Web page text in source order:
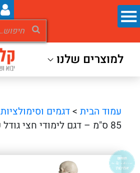
למוצרים שלנו
עמוד הבית >דגמים וסימולציות
85 ס"מ – דגם לימודי חצי גודל עם מפרקים נעים